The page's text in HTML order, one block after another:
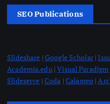
SEO Publications
Slideshare | Google Scholar|
Academia.edu|Visual Paradigm
Slideserve | Coda | Calameo|